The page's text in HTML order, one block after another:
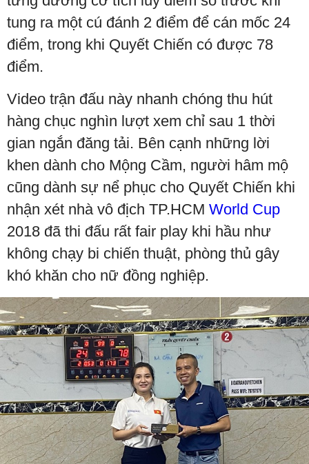
tung ra một cú đánh 2 điểm để cán mốc 24
điểm, trong khi Quyết Chiến có được 78
điểm.
Video trận đấu này nhanh chóng thu hút
hàng chục nghìn lượt xem chỉ sau 1 thời
gian ngắn đăng tải. Bên cạnh những lời
khen dành cho Mộng Cầm, người hâm mộ
cũng dành sự nể phục cho Quyết Chiến khi
nhận xét nhà vô địch TP.HCM World Cup
2018 đã thi đấu rất fair play khi hầu như
không chạy bi chiến thuật, phòng thủ gây
khó khăn cho nữ đồng nghiệp.